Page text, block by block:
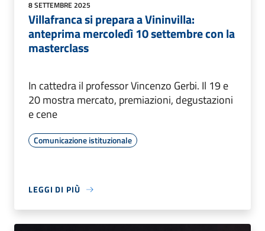
8 SETTEMBRE 2025
Villafranca si prepara a Vininvilla:
anteprima mercoledì 10 settembre con la
masterclass
In cattedra il professor Vincenzo Gerbi. Il 19 e
20 mostra mercato, premiazioni, degustazioni
e cene
Comunicazione istituzionale
LEGGI DI PIÙ